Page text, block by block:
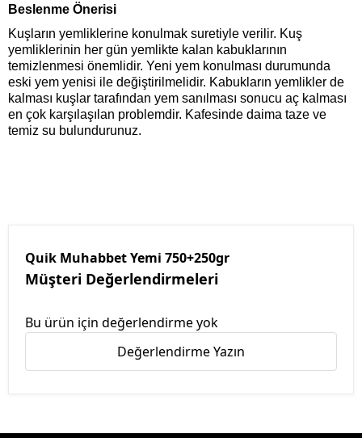
Beslenme Önerisi
Kuşların yemliklerine konulmak suretiyle verilir. Kuş
yemliklerinin her gün yemlikte kalan kabuklarının
temizlenmesi önemlidir. Yeni yem konulması durumunda
eski yem yenisi ile değiştirilmelidir. Kabukların yemlikler de
kalması kuşlar tarafından yem sanılması sonucu aç kalması
en çok karşılaşılan problemdir. Kafesinde daima taze ve
temiz su bulundurunuz.
Quik Muhabbet Yemi 750+250gr
Müşteri Değerlendirmeleri
Bu ürün için değerlendirme yok
Değerlendirme Yazın